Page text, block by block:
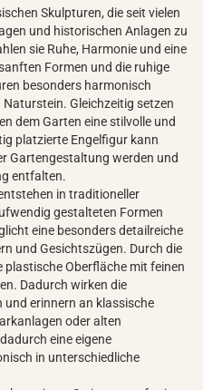
Skulpturen, die seit vielen
und historischen Anlagen zu
sie Ruhe, Harmonie und eine
Formen und die ruhige
besonders harmonisch
Gleichzeitig setzen
dem Garten eine stilvolle und
platzierte Engelfigur kann
Gartengestaltung werden und
entfalten.
in traditioneller
gestalteten Formen
eine besonders detailreiche
und Gesichtszügen. Durch die
Oberfläche mit feinen
Dadurch wirken die
erinnern an klassische
oder alten
eine eigene
in unterschiedliche